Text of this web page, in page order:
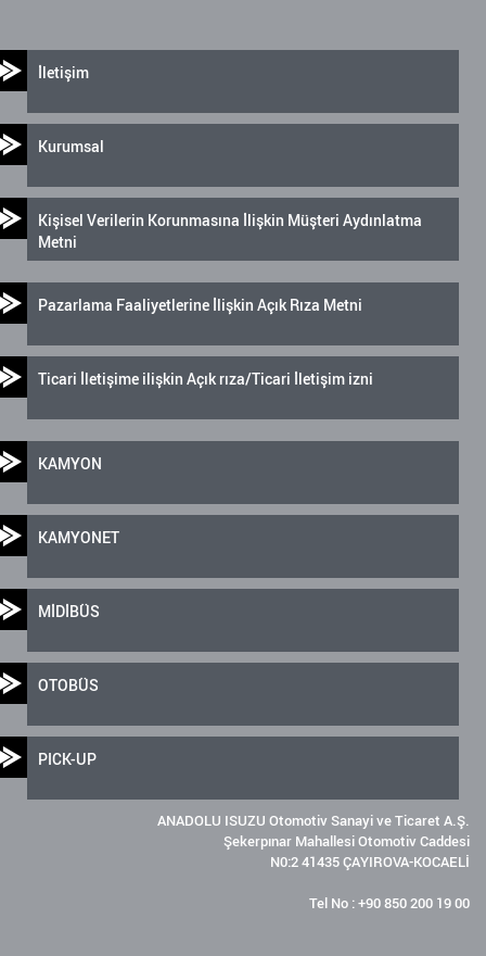
İletişim
Kurumsal
Kişisel Verilerin Korunmasına İlişkin Müşteri Aydınlatma
Metni
Pazarlama Faaliyetlerine İlişkin Açık Rıza Metni
Ticari İletişime ilişkin Açık rıza/Ticari İletişim izni
KAMYON
KAMYONET
MİDİBÜS
OTOBÜS
PICK-UP
ANADOLU ISUZU Otomotiv Sanayi ve Ticaret A.Ş.
Şekerpınar Mahallesi Otomotiv Caddesi
N0:2 41435 ÇAYIROVA-KOCAELİ
Tel No : +90 850 200 19 00